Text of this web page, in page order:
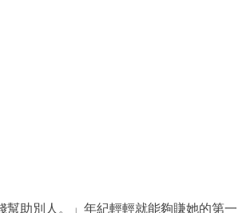
幫助別人。」年紀輕輕就能夠賺她的第一